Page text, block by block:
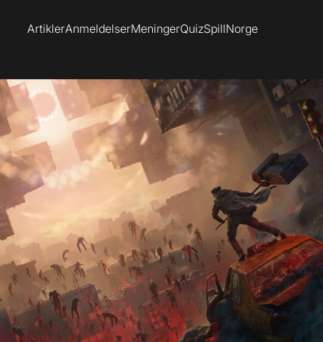
ArtiklerAnmeldelserMeningerQuizSpillNorge